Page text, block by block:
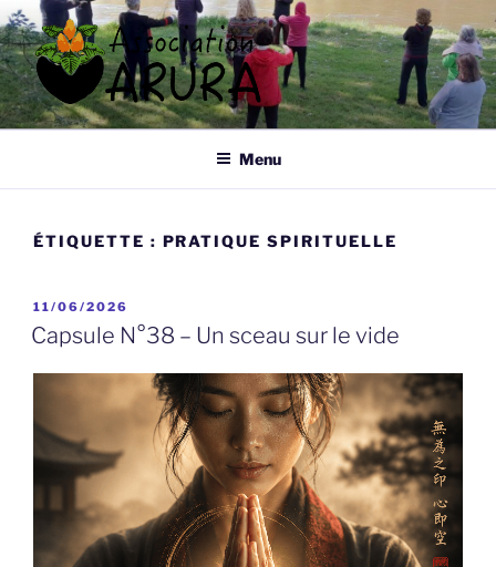
Aller
au
contenu
principal
ARURA
Qi Gong à Tours
Menu
ÉTIQUETTE : PRATIQUE SPIRITUELLE
PUBLIÉ
LE
11/06/2026
Capsule N°38 – Un sceau sur le vide